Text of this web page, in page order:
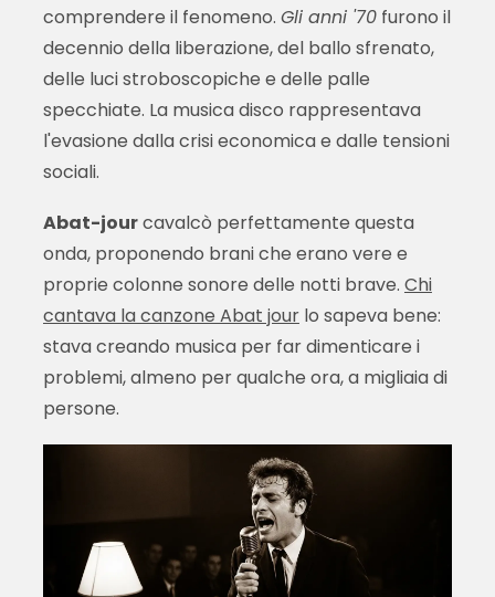
comprendere il fenomeno. Gli anni '70furono il
decennio della liberazione, del ballo sfrenato,
delle luci stroboscopiche e delle palle
specchiate. La musica disco rappresentava
l'evasione dalla crisi economica e dalle tensioni
sociali.
Abat-jourcavalcò perfettamente questa
onda, proponendo brani che erano vere e
proprie colonne sonore delle notti brave. Chi
cantava la canzone Abat jourlo sapeva bene:
stava creando musica per far dimenticare i
problemi, almeno per qualche ora, a migliaia di
persone.